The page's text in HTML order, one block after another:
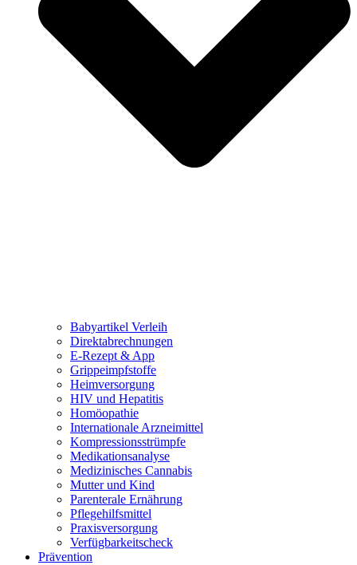
Babyartikel Verleih
Direktabrechnungen
E-Rezept & App
Grippeimpfstoffe
Heimversorgung
HIV und Hepatitis
Homöopathie
Internationale Arzneimittel
Kompressionsstrümpfe
Medikationsanalyse
Medizinisches Cannabis
Mutter und Kind
Parenterale Ernährung
Pflegehilfsmittel
Praxisversorgung
Verfügbarkeitscheck
Prävention